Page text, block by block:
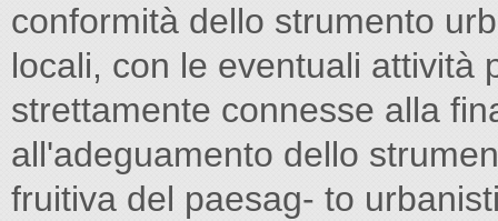
conformità dello strumento
locali, con le eventuali attività
strettamente connesse alla
all'adeguamento dello
fruitiva del paesag- to